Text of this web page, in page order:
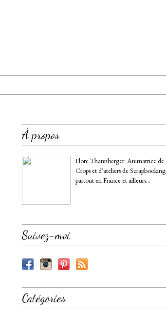
À propos
Flore Thannberger: Animatrice de
Crops et d'ateliers de Scrapbooking
partout en France et ailleurs...
Suivez-moi
Catégories